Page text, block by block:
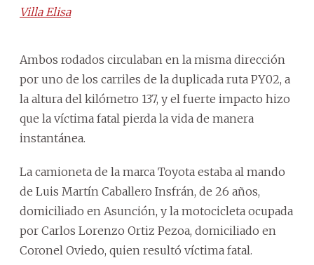
Villa Elisa
Ambos rodados circulaban en la misma dirección
por uno de los carriles de la duplicada ruta PY02, a
la altura del kilómetro 137, y el fuerte impacto hizo
que la víctima fatal pierda la vida de manera
instantánea.
La camioneta de la marca Toyota estaba al mando
de Luis Martín Caballero Insfrán, de 26 años,
domiciliado en Asunción, y la motocicleta ocupada
por Carlos Lorenzo Ortiz Pezoa, domiciliado en
Coronel Oviedo, quien resultó víctima fatal.